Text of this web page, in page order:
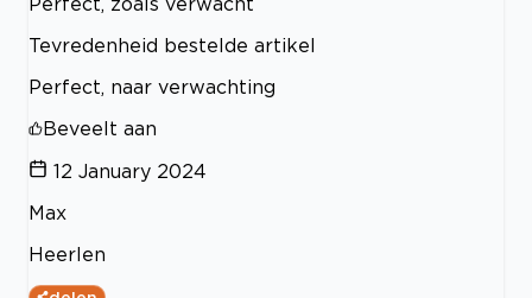
Tevredenheid bestelde artikel
Perfect, naar verwachting
Beveelt aan
12 January 2024
Max
Heerlen